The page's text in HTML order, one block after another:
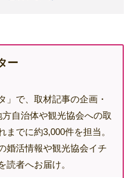
ー
」で、取材記事の企画・
自治体や観光協会への取
でに約3,000件を担当。
婚活情報や観光協会イチ
読者へお届け。